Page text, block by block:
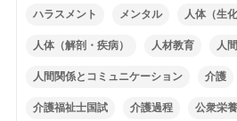
ハラスメント メンタル 人体（生化
人体（解剖・疾病） 人材教育 人
人間関係とコミュニケーション 介護
介護福祉士国試 介護過程 公衆栄